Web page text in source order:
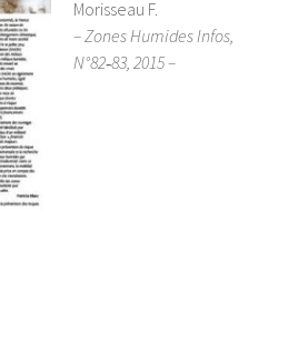
Morisseau F.
– Zones Humides Infos,
N°82‐83, 2015 –